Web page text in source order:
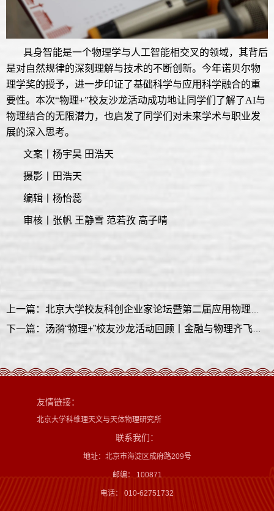
具身智能是一个物理学与人工智能相交叉的领域，其背后
是对自然规律的深刻理解与技术的不断创新。今年诺贝尔物
理学奖的授予，进一步印证了基础科学与应用科学融合的重
要性。本次“物理+”校友沙龙活动成功地让同学们了解了AI与
物理结合的无限潜力，也启发了同学们对未来学术与职业发
展的深入思考。
文案丨杨宇昊 田浩天
摄影丨田浩天
编辑丨杨怡蕊
审核丨张帆 王静雪 范若孜 高子晴
友情链接：
北京大学科维理天文与天体物理研究所
联系我们：
地址：北京市海淀区成府路209号
邮编： 100871
电话： 010-62751732